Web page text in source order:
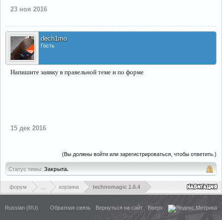
23 ноя 2016
dech1mo
Гость
Напишите заявку в правельной теме и по форме
15 дек 2016
(Вы должны войти или зарегистрироваться, чтобы ответить.)
Статус темы: Закрыта.
форум корзина technomagic 1.6.4
Russian (RU) Обратная связь Вернуться на сайт Вверх